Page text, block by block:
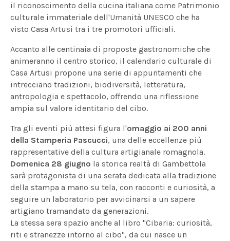
il riconoscimento della cucina italiana come Patrimonio
culturale immateriale dell'Umanità UNESCO che ha
visto Casa Artusi tra i tre promotori ufficiali.
Accanto alle centinaia di proposte gastronomiche che
animeranno il centro storico, il calendario culturale di
Casa Artusi propone una serie di appuntamenti che
intrecciano tradizioni, biodiversità, letteratura,
antropologia e spettacolo, offrendo una riflessione
ampia sul valore identitario del cibo.
Tra gli eventi più attesi figura l'omaggio ai 200 anni
della Stamperia Pascucci, una delle eccellenze più
rappresentative della cultura artigianale romagnola.
Domenica 28 giugno la storica realtà di Gambettola
sarà protagonista di una serata dedicata alla tradizione
della stampa a mano su tela, con racconti e curiosità, a
seguire un laboratorio per avvicinarsi a un sapere
artigiano tramandato da generazioni.
La stessa sera spazio anche al libro "Cibaria: curiosità,
riti e stranezze intorno al cibo", da cui nasce un